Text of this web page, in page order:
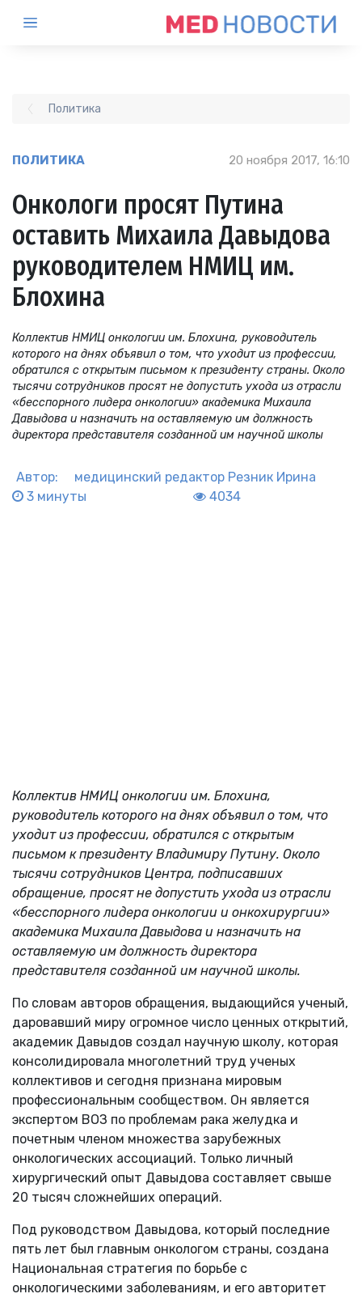
Политика
ПОЛИТИКА 20 ноября 2017, 16:10
Онкологи просят Путина
оставить Михаила Давыдова
руководителем НМИЦ им.
Блохина
Коллектив НМИЦ онкологии им. Блохина, руководитель
которого на днях объявил о том, что уходит из профессии,
обратился с открытым письмом к президенту страны. Около
тысячи сотрудников просят не допустить ухода из отрасли
«бесспорного лидера онкологии» академика Михаила
Давыдова и назначить на оставляемую им должность
директора представителя созданной им научной школы
Автор: медицинский редактор Резник Ирина
3 минуты
4034
Коллектив НМИЦ онкологии им. Блохина,
руководитель которого на днях объявил о том, что
уходит из профессии, обратился с открытым
письмом к президенту Владимиру Путину. Около
тысячи сотрудников Центра, подписавших
обращение, просят не допустить ухода из отрасли
«бесспорного лидера онкологии и онкохирургии»
академика Михаила Давыдова и назначить на
оставляемую им должность директора
представителя созданной им научной школы.
По словам авторов обращения, выдающийся ученый,
даровавший миру огромное число ценных открытий,
академик Давыдов создал научную школу, которая
консолидировала многолетний труд ученых
коллективов и сегодня признана мировым
профессиональным сообществом. Он является
экспертом ВОЗ по проблемам рака желудка и
почетным членом множества зарубежных
онкологических ассоциаций. Только личный
хирургический опыт Давыдова составляет свыше
20 тысяч сложнейших операций.
Под руководством Давыдова, который последние
пять лет был главным онкологом страны, создана
Национальная стратегия по борьбе с
онкологическими заболеваниям, и его авторитет